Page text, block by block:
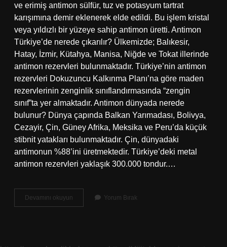
ve erimiş antimon sülfür, tuz ve potasyum tartrat
karışımına demir eklenerek elde edildi. Bu işlem kristal
veya yıldızlı bir yüzeye sahip antimon üretti. Antimon
Türkiye’de nerede çıkarılır? Ülkemizde; Balıkesir,
Hatay, İzmir, Kütahya, Manisa, Niğde ve Tokat illerinde
antimon rezervleri bulunmaktadır. Türkiye’nin antimon
rezervleri Dokuzuncu Kalkınma Planı’na göre maden
rezervlerinin zenginlik sınıflandırmasında “zengin
sınıf”ta yer almaktadır. Antimon dünyada nerede
bulunur? Dünya çapında Balkan Yarımadası, Bolivya,
Cezayir, Çin, Güney Afrika, Meksika ve Peru’da küçük
stibnit yatakları bulunmaktadır. Çin, dünyadaki
antimonun %88’ini üretmektedir. Türkiye’deki metal
antimon rezervleri yaklaşık 300.000 tondur.…
Devamını okuyun Antimon
Ne
Yorum Bırak